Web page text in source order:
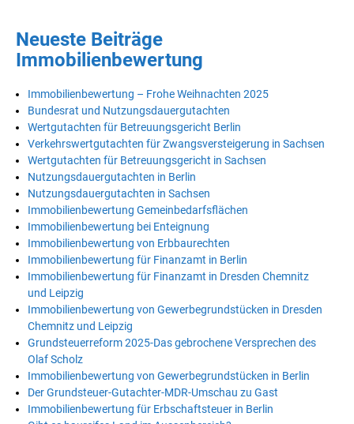
Neueste Beiträge
Immobilienbewertung
Immobilienbewertung – Frohe Weihnachten 2025
Bundesrat und Nutzungsdauergutachten
Wertgutachten für Betreuungsgericht Berlin
Verkehrswertgutachten für Zwangsversteigerung in Sachsen
Wertgutachten für Betreuungsgericht in Sachsen
Nutzungsdauergutachten in Berlin
Nutzungsdauergutachten in Sachsen
Immobilienbewertung Gemeinbedarfsflächen
Immobilienbewertung bei Enteignung
Immobilienbewertung von Erbbaurechten
Immobilienbewertung für Finanzamt in Berlin
Immobilienbewertung für Finanzamt in Dresden Chemnitz
und Leipzig
Immobilienbewertung von Gewerbegrundstücken in Dresden
Chemnitz und Leipzig
Grundsteuerreform 2025-Das gebrochene Versprechen des
Olaf Scholz
Immobilienbewertung von Gewerbegrundstücken in Berlin
Der Grundsteuer-Gutachter-MDR-Umschau zu Gast
Immobilienbewertung für Erbschaftsteuer in Berlin